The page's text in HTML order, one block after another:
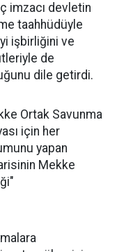
imzacı devletin
taahhüdüyle
işbirliğini ve
de
dile getirdi.
Ortak Savunma
için her
yapan
Mekke